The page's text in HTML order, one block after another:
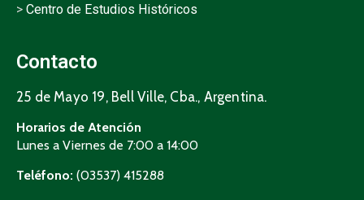
> Centro de Estudios Históricos
Contacto
25 de Mayo 19, Bell Ville, Cba., Argentina.
Horarios de Atención
Lunes a Viernes de 7:00 a 14:00
Teléfono: (03537) 415288